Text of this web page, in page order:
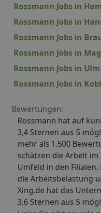
Rossmann Jobs in
Rossmann Jobs in
Rossmann Jobs in
Rossmann Jobs in
Rossmann Jobs in Ulm
Rossmann Jobs in
Bewertungen:
Rossmann hat auf
3,4 Sternen aus 5
mehr als 1.500
schätzen die Arbeit
Umfeld in den
die Arbeitsbelastung
Xing.de hat das
3,6 Sternen aus 5